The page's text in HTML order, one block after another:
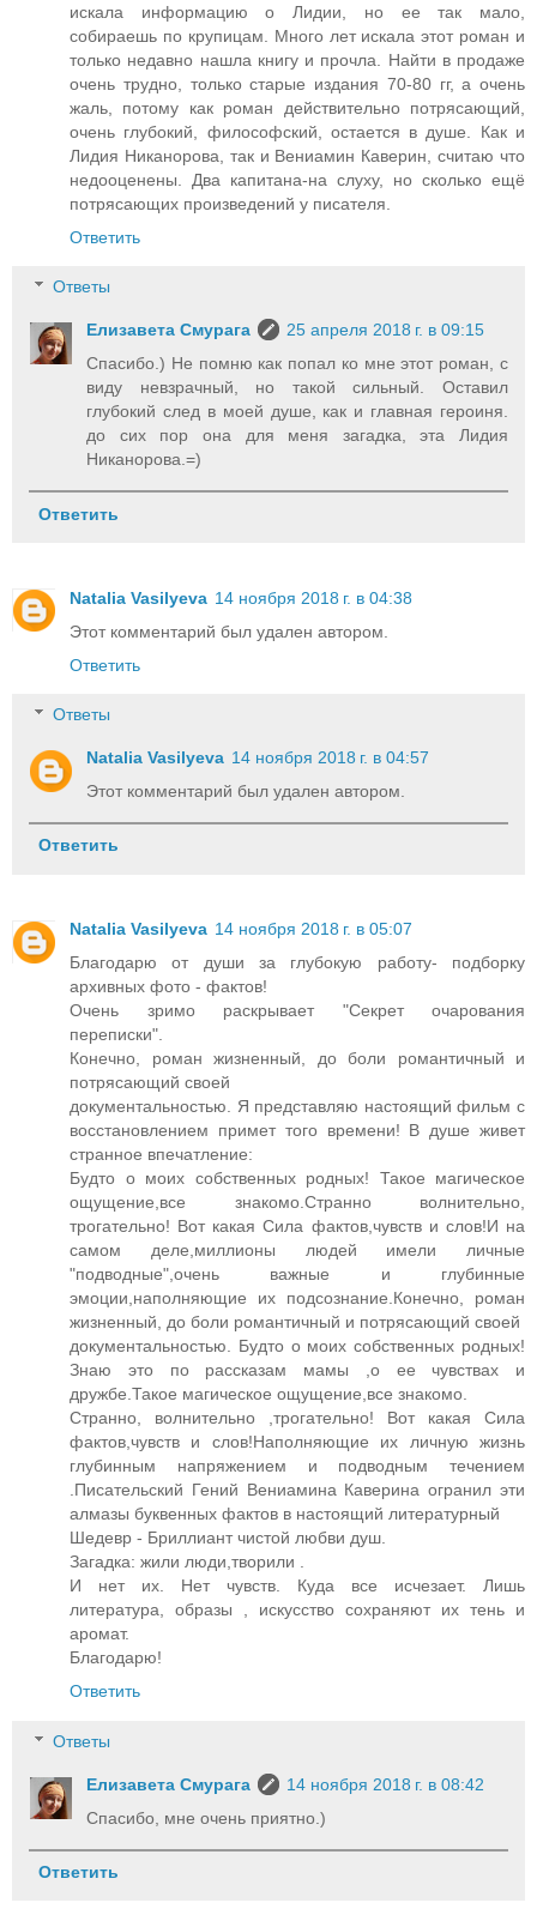
искала информацию о Лидии, но ее так мало,
собираешь по крупицам. Много лет искала этот роман и
только недавно нашла книгу и прочла. Найти в продаже
очень трудно, только старые издания 70-80 гг, а очень
жаль, потому как роман действительно потрясающий,
очень глубокий, философский, остается в душе. Как и
Лидия Никанорова, так и Вениамин Каверин, считаю что
недооценены. Два капитана-на слуху, но сколько ещё
потрясающих произведений у писателя.
Ответить
Ответы
Елизавета Смурага
25 апреля 2018 г. в 09:15
Спасибо.) Не помню как попал ко мне этот роман, с
виду невзрачный, но такой сильный. Оставил
глубокий след в моей душе, как и главная героиня.
до сих пор она для меня загадка, эта Лидия
Никанорова.=)
Ответить
Natalia Vasilyeva 14 ноября 2018 г. в 04:38
Этот комментарий был удален автором.
Ответить
Ответы
Natalia Vasilyeva 14 ноября 2018 г. в 04:57
Этот комментарий был удален автором.
Ответить
Natalia Vasilyeva 14 ноября 2018 г. в 05:07
Благодарю от души за глубокую работу- подборку
архивных фото - фактов!
Очень зримо раскрывает "Секрет очарования
переписки".
Конечно, роман жизненный, до боли романтичный и
потрясающий своей
документальностью. Я представляю настоящий фильм с
восстановлением примет того времени! В душе живет
странное впечатление:
Будто о моих собственных родных! Такое магическое
ощущение,все знакомо.Странно волнительно,
трогательно! Вот какая Сила фактов,чувств и слов!И на
самом деле,миллионы людей имели личные
"подводные",очень важные и глубинные
эмоции,наполняющие их подсознание.Конечно, роман
жизненный, до боли романтичный и потрясающий своей
документальностью. Будто о моих собственных родных!
Знаю это по рассказам мамы ,о ее чувствах и
дружбе.Такое магическое ощущение,все знакомо.
Странно, волнительно ,трогательно! Вот какая Сила
фактов,чувств и слов!Наполняющие их личную жизнь
глубинным напряжением и подводным течением
.Писательский Гений Вениамина Каверина огранил эти
алмазы буквенных фактов в настоящий литературный
Шедевр - Бриллиант чистой любви душ.
Загадка: жили люди,творили .
И нет их. Нет чувств. Куда все исчезает. Лишь
литература, образы , искусство сохраняют их тень и
аромат.
Благодарю!
Ответить
Ответы
Елизавета Смурага
14 ноября 2018 г. в 08:42
Спасибо, мне очень приятно.)
Ответить